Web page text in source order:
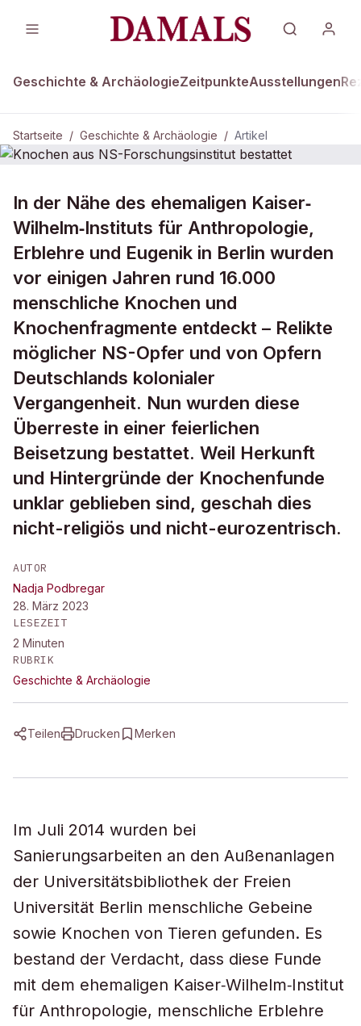
Geschichte & ArchäologieZeitpunkteAusstellungen
Startseite / Geschichte & Archäologie / Artikel
Knochen aus NS-Forschungsinstitut
bestattet
In der Nähe des ehemaligen Kaiser‐
Wilhelm‐Instituts für Anthropologie,
Erblehre und Eugenik in Berlin wurden
vor einigen Jahren rund 16.000
menschliche Knochen und
Knochenfragmente entdeckt – Relikte
möglicher NS-Opfer und von Opfern
Deutschlands kolonialer
Vergangenheit. Nun wurden diese
Überreste in einer feierlichen
Beisetzung bestattet. Weil Herkunft
und Hintergründe der Knochenfunde
unklar geblieben sind, geschah dies
nicht-religiös und nicht-eurozentrisch.
AUTOR
Nadja Podbregar
28. März 2023
LESEZEIT
2 Minuten
RUBRIK
Geschichte & Archäologie
Teilen Drucken Merken
Im Juli 2014 wurden bei
Sanierungsarbeiten an den Außenanlagen
der Universitätsbibliothek der Freien
Universität Berlin menschliche Gebeine
sowie Knochen von Tieren gefunden. Es
bestand der Verdacht, dass diese Funde
mit dem ehemaligen Kaiser‐Wilhelm‐Institut
für Anthropologie, menschliche Erblehre